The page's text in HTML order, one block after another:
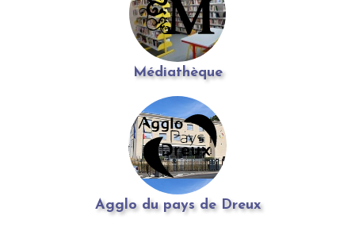
Médiathèque
Agglo du pays de Dreux